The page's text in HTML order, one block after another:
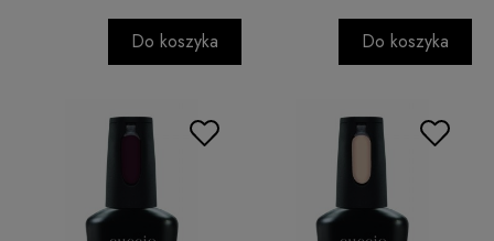
Do koszyka Do koszyka